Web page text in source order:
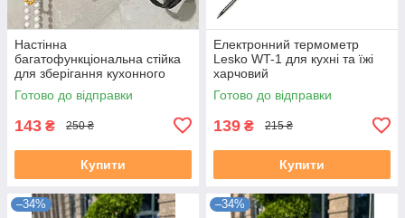
Настінна
багатофункціональна стійка
для зберігання кухонного
приладдя на 6 гачків
Готово до відправки
143 ₴ 250 ₴
Купити
Електронний термометр
Lesko WT-1 для кухні та їжі
харчовий
Готово до відправки
139 ₴ 215 ₴
Купити
–34% –34%